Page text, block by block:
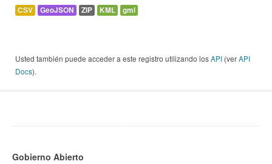
CSV GeoJSON ZIP KML gml
Usted también puede acceder a este registro utilizando losAPI (verAPI
Docs).
Gobierno Abierto